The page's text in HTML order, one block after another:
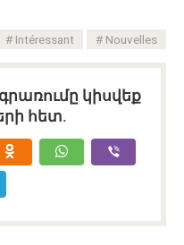
Intéressant Nouvelles
կիսվեք
հետ.